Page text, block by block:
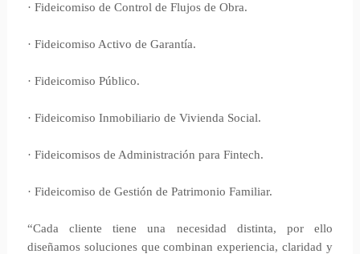
· Fideicomiso de Control de Flujos de Obra.
· Fideicomiso Activo de Garantía.
· Fideicomiso Público.
· Fideicomiso Inmobiliario de Vivienda Social.
· Fideicomisos de Administración para Fintech.
· Fideicomiso de Gestión de Patrimonio Familiar.
“Cada cliente tiene una necesidad distinta, por ello
diseñamos soluciones que combinan experiencia, claridad y